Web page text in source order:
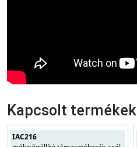
Kapcsolt termékek
IAC216